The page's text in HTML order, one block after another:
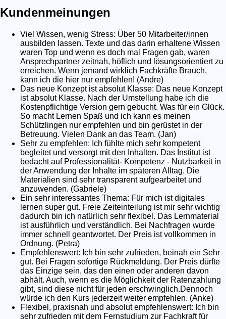
Kundenmeinungen
Viel Wissen, wenig Stress: Über 50 Mitarbeiter/innen
ausbilden lassen. Texte und das darin erhaltene Wissen
waren Top und wenn es doch mal Fragen gab, waren
Ansprechpartner zeitnah, höflich und lösungsorientiert zu
erreichen. Wenn jemand wirklich Fachkräfte Brauch,
kann ich die hier nur empfehlen! (Andre)
Das neue Konzept ist absolut Klasse: Das neue Konzept
ist absolut Klasse. Nach der Umstellung habe ich die
Kostenpflichtige Version gern gebucht. Was für ein Glück.
So macht Lernen Spaß und ich kann es meinen
Schützlingen nur empfehlen und bin gerüstet in der
Betreuung. Vielen Dank an das Team. (Jan)
Sehr zu empfehlen: Ich fühlte mich sehr kompetent
begleitet und versorgt mit den Inhalten. Das Institut ist
bedacht auf Professionalität- Kompetenz - Nutzbarkeit in
der Anwendung der Inhalte im späteren Alltag. Die
Materialien sind sehr transparent aufgearbeitet und
anzuwenden. (Gabriele)
Ein sehr interessantes Thema: Für mich ist digitales
lernen super gut. Freie Zeiteinteilung ist mir sehr wichtig
dadurch bin ich natürlich sehr flexibel. Das Lernmaterial
ist ausführlich und verständlich. Bei Nachfragen wurde
immer schnell geantwortet. Der Preis ist vollkommen in
Ordnung. (Petra)
Empfehlenswert: Ich bin sehr zufrieden, beinah ein Sehr
gut. Bei Fragen sofortige Rückmeldung. Der Preis dürfte
das Einzige sein, das den einen oder anderen davon
abhält. Auch, wenn es die Möglichkeit der Ratenzahlung
gibt, sind diese nicht für jeden erschwinglich.Dennoch
würde ich den Kurs jederzeit weiter empfehlen. (Anke)
Flexibel, praxisnah und absolut empfehlenswert: Ich bin
sehr zufrieden mit dem Fernstudium zur Fachkraft für